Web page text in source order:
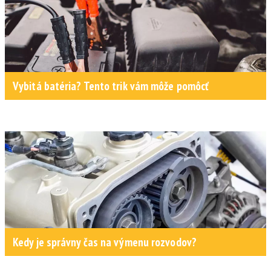
Vybitá batéria? Tento trik vám môže pomôcť
Kedy je správny čas na výmenu rozvodov?